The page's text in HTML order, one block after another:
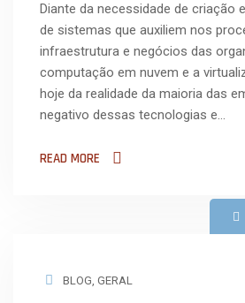
Diante da necessidade de criação
de sistemas que auxiliem nos
infraestrutura e negócios das
computação em nuvem e a
hoje da realidade da maioria das
negativo dessas tecnologias e…
READ MORE
BLOG, GERAL